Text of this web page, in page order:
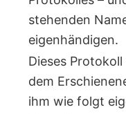
stehenden
eigenhändigen.
Dieses
dem
ihm wie folgt